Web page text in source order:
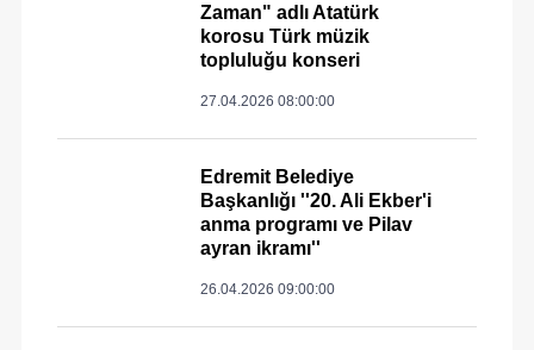
Zaman" adlı Atatürk
korosu Türk müzik
topluluğu konseri
27.04.2026 08:00:00
Edremit Belediye
Başkanlığı ''20. Ali Ekber'i
anma programı ve Pilav
ayran ikramı''
26.04.2026 09:00:00